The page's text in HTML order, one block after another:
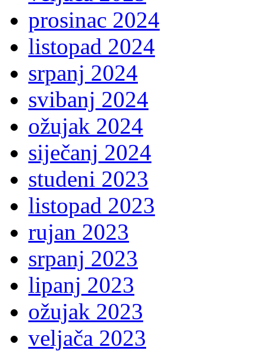
prosinac 2024
listopad 2024
srpanj 2024
svibanj 2024
ožujak 2024
siječanj 2024
studeni 2023
listopad 2023
rujan 2023
srpanj 2023
lipanj 2023
ožujak 2023
veljača 2023